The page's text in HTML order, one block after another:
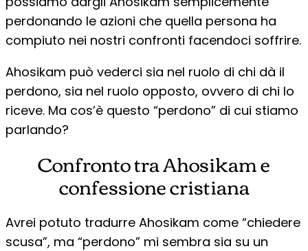
perdonando le azioni che quella persona ha
compiuto nei nostri confronti facendoci soffrire.
Ahosikam può vederci sia nel ruolo di chi dà il
perdono, sia nel ruolo opposto, ovvero di chi lo
riceve. Ma cos’è questo “perdono” di cui stiamo
parlando?
Confronto tra Ahosikam e
confessione cristiana
Avrei potuto tradurre Ahosikam come “chiedere
scusa”, ma “perdono” mi sembra sia su un